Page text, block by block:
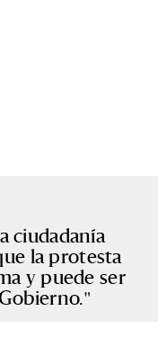
ciudadanía
la protesta
y puede ser